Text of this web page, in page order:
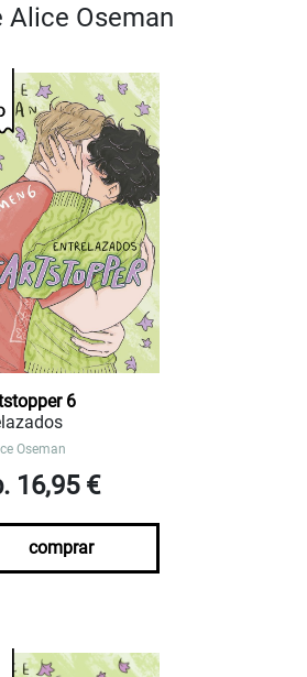
Alice Oseman
6
Oseman
16,95 €
comprar